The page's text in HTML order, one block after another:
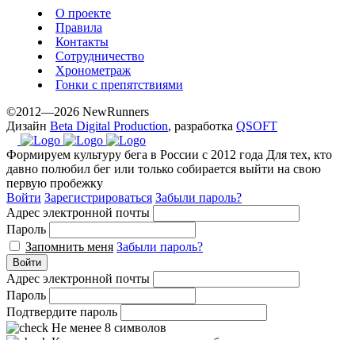
prices.
О проекте
Правила
Контакты
Сотрудничество
Хронометраж
Гонки с препятствиями
©2012—2026 NewRunners
Дизайн Beta Digital Production, разработка QSOFT
Формируем культуру бега в России с 2012 года Для тех, кто
давно полюбил бег или только собирается выйти на свою
первую пробежку
Войти Зарегистрироваться Забыли пароль?
Адрес электронной почты
Пароль
Запомнить меня Забыли пароль?
Войти
Адрес электронной почты
Пароль
Подтвердите пароль
Не менее 8 символов